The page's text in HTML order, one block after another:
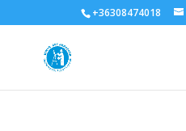
+36308474018